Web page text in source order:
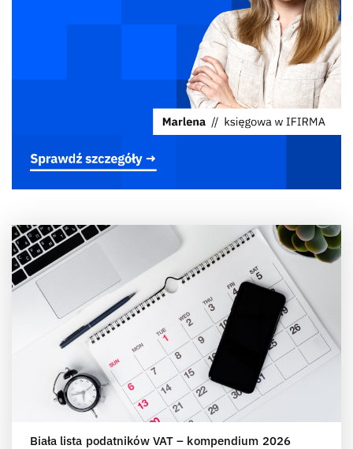
Biała lista podatników VAT – kompendium 2026